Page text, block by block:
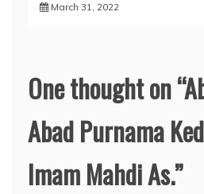
March 31, 2022
One thought on “
Abad Purnama
Imam Mahdi As.”